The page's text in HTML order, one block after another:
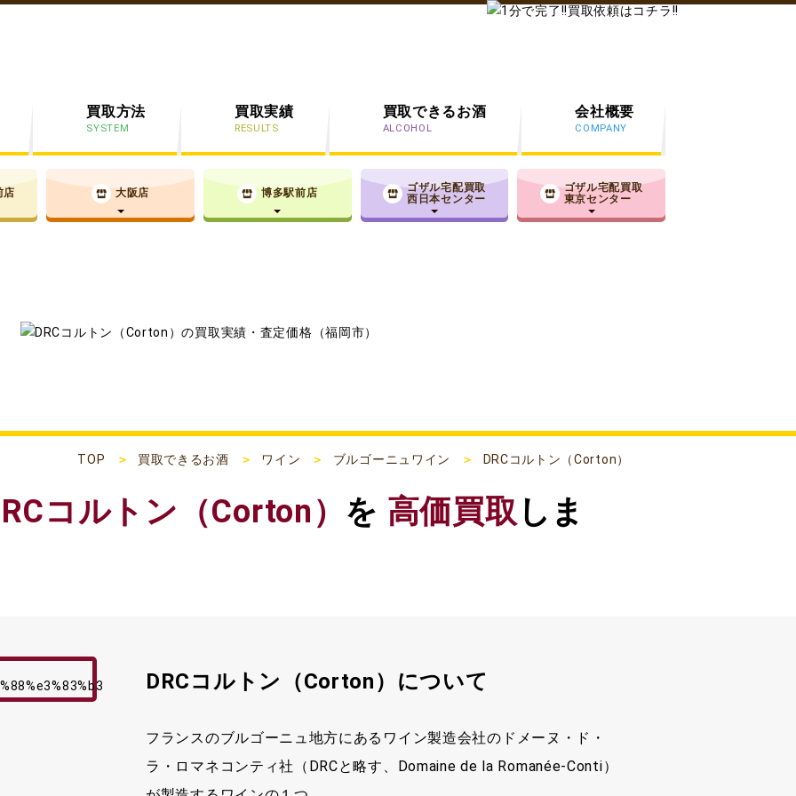
買取方法
SYSTEM
買取実績
RESULTS
買取できるお酒
ALCOHOL
会社概要
COMPANY
店 大阪店 博多駅前店
ゴザル宅配買取
西日本センター
ゴザル宅配買取
東京センター
TOP 買取できるお酒 ワイン ブルゴーニュワイン DRCコルトン（Corton）
コルトン（Corton） を 高価買取 しま
DRCコルトン（Corton）について
フランスのブルゴーニュ地方にあるワイン製造会社のドメーヌ・ド・
ラ・ロマネコンティ社（DRCと略す、Domaine de la Romanée-Conti）